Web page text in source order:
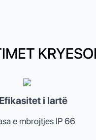
Efikasitet i lartë
e mbrojtjes IP 66